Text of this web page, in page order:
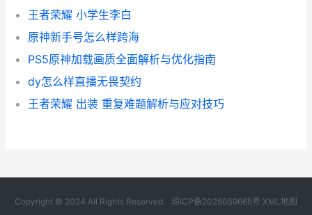
王者荣耀 小学生李白
原神新手号怎么样跨海
PS5原神加载画质全面解析与优化指南
dy怎么样直播无畏契约
王者荣耀 出装 重复难题解析与应对技巧
Copyright © 2024 All Rights Reserved. 琼ICP备2025059665号 XML地图